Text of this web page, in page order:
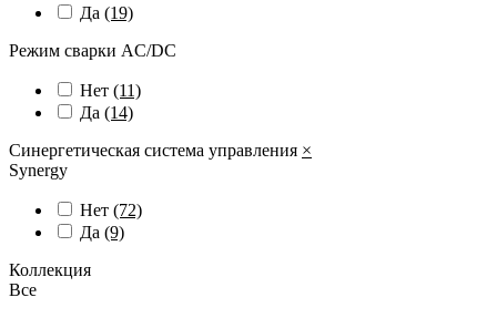
Да (19)
Режим сварки AC/DC
Нет (11)
Да (14)
Синергетическая система управления ×
Synergy
Нет (72)
Да (9)
Коллекция
Все